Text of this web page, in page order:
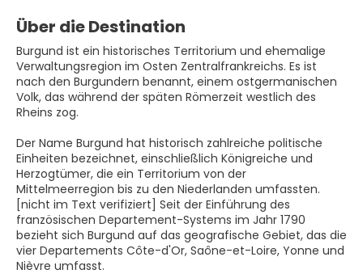
Über die Destination
Burgund ist ein historisches Territorium und ehemalige
Verwaltungsregion im Osten Zentralfrankreichs. Es ist
nach den Burgundern benannt, einem ostgermanischen
Volk, das während der späten Römerzeit westlich des
Rheins zog.
Der Name Burgund hat historisch zahlreiche politische
Einheiten bezeichnet, einschließlich Königreiche und
Herzogtümer, die ein Territorium von der
Mittelmeerregion bis zu den Niederlanden umfassten.
[nicht im Text verifiziert] Seit der Einführung des
französischen Departement-Systems im Jahr 1790
bezieht sich Burgund auf das geografische Gebiet, das die
vier Departements Côte-d'Or, Saône-et-Loire, Yonne und
Nièvre umfasst.